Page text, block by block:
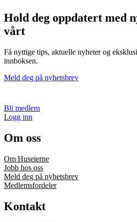
Hold deg oppdatert med
vårt
Få nyttige tips, aktuelle nyheter og
innboksen.
Meld deg på nyhetsbrev
Bli medlem
Logg inn
Om oss
Om Huseierne
Jobb hos oss
Meld deg på nyhetsbrev
Medlemsfordeler
Kontakt